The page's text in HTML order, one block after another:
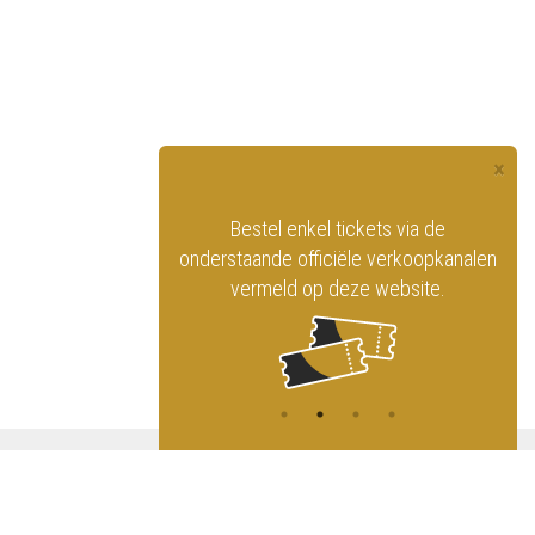
×
Bestel enkel tickets via de
onderstaande officiële verkoopkanalen
vermeld op deze website.